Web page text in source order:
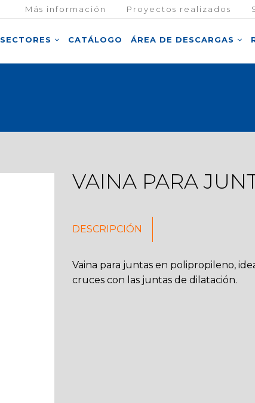
Más información Proyectos realizados
SECTORES CATÁLOGO ÁREA DE DESCARGAS
VAINA PARA
DESCRIPCIÓN
Vaina para juntas en polipropileno,
cruces con las juntas de dilatación.